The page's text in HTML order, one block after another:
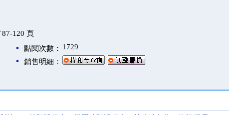
87-120 頁
點閱次數： 1729
銷售明細：